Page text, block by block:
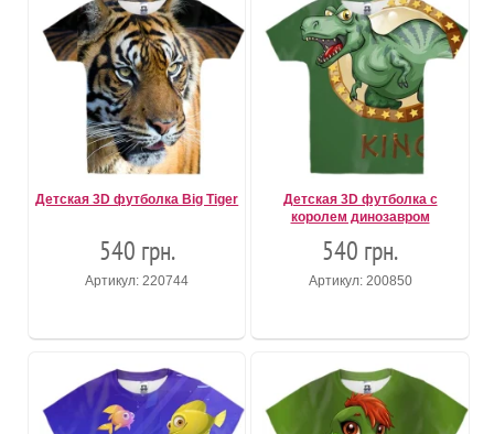
Детская 3D футболка Big Tiger
540 грн.
Артикул: 220744
Детская 3D футболка с
королем динозавром
540 грн.
Артикул: 200850